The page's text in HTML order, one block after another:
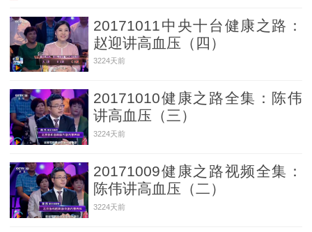
20171011中央十台健康之路：
赵迎讲高血压（四）
3224天前
20171010健康之路全集：陈伟
讲高血压（三）
3224天前
20171009健康之路视频全集：
陈伟讲高血压（二）
3224天前